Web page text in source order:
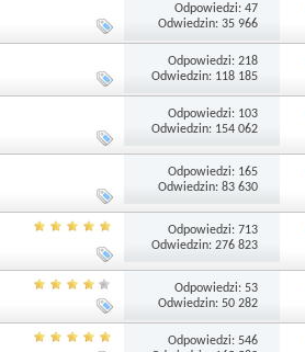
Odpowiedzi: 47
Odwiedzin: 35 966
Odpowiedzi: 218
Odwiedzin: 118 185
Odpowiedzi: 103
Odwiedzin: 154 062
Odpowiedzi: 165
Odwiedzin: 83 630
Odpowiedzi: 713
Odwiedzin: 276 823
Odpowiedzi: 53
Odwiedzin: 50 282
Odpowiedzi: 546